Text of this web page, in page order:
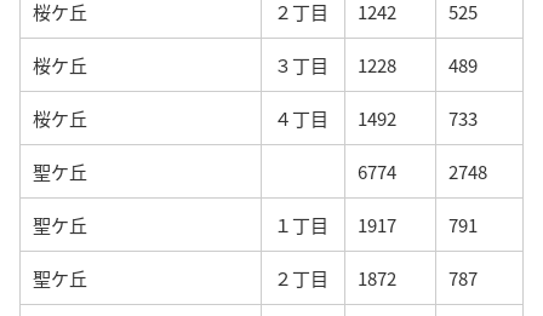
桜ケ丘 ２丁目 1242 525
桜ケ丘 ３丁目 1228 489
桜ケ丘 ４丁目 1492 733
聖ケ丘 6774 2748
聖ケ丘 １丁目 1917 791
聖ケ丘 ２丁目 1872 787